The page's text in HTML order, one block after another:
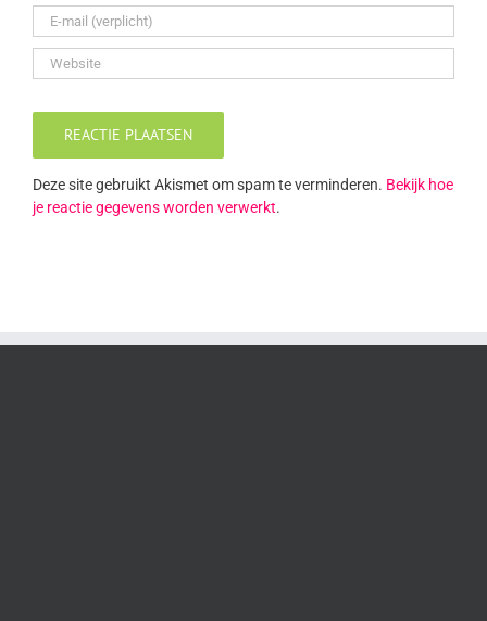
Deze site gebruikt Akismet om spam te verminderen. Bekijk hoe
je reactie gegevens worden verwerkt.